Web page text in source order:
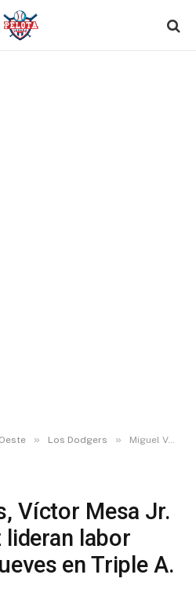
Oeste » Los Dodgers » Miguel Vargas, Víctor Mesa Jr. y Yusniel Díaz lideran labor cubana este jueves en Triple A.
Víctor Mesa Jr.
lideran labor
en Triple A.